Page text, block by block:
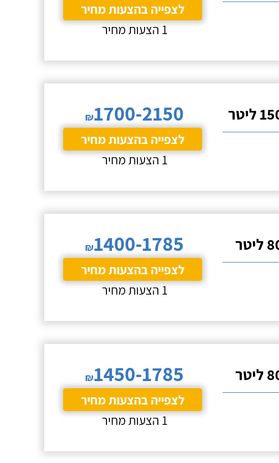
לצפייה בהצעות מחיר
1 הצעות מחיר
₪1700-2150
לצפייה בהצעות מחיר
1 הצעות מחיר
₪1400-1785
לצפייה בהצעות מחיר
1 הצעות מחיר
₪1450-1785
לצפייה בהצעות מחיר
1 הצעות מחיר